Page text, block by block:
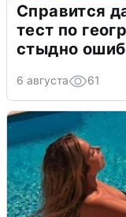
Справится
тест по
стыдно
6 августа 61